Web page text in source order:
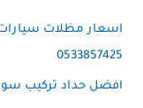
اسعار مظلات
0533857425
افضل حداد تركيب